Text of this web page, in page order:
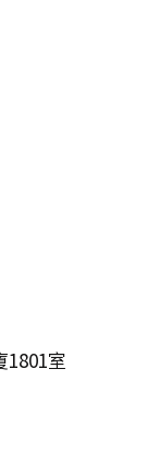
1801室